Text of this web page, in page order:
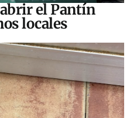
el Pantín
locales